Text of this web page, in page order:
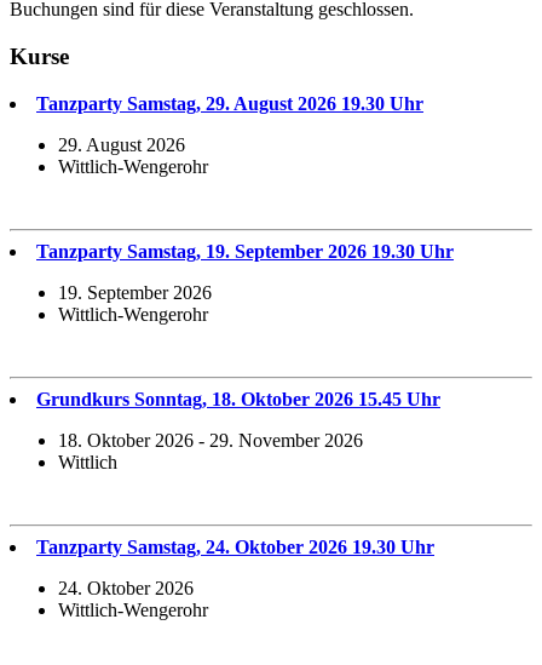
Buchungen sind für diese Veranstaltung geschlossen.
Kurse
Tanzparty Samstag, 29. August 2026 19.30 Uhr
29. August 2026
Wittlich-Wengerohr
Tanzparty Samstag, 19. September 2026 19.30 Uhr
19. September 2026
Wittlich-Wengerohr
Grundkurs Sonntag, 18. Oktober 2026 15.45 Uhr
18. Oktober 2026 - 29. November 2026
Wittlich
Tanzparty Samstag, 24. Oktober 2026 19.30 Uhr
24. Oktober 2026
Wittlich-Wengerohr